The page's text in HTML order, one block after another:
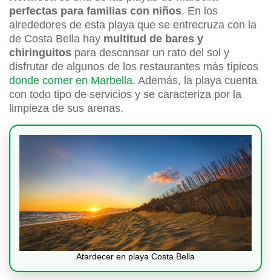
perfectas para familias con niños. En los
alrededores de esta playa que se entrecruza con la
de Costa Bella hay multitud de bares y
chiringuitos para descansar un rato del sol y
disfrutar de algunos de los restaurantes más típicos
donde comer en Marbella. Además, la playa cuenta
con todo tipo de servicios y se caracteriza por la
limpieza de sus arenas.
Atardecer en playa Costa Bella